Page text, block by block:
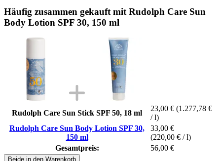
Häufig zusammen gekauft mit Rudolph Care Sun
Body Lotion SPF 30, 150 ml
Rudolph Care Sun Stick SPF 50, 18 ml
23,00 € (1.277,78 €
/ l)
Rudolph Care Sun Body Lotion SPF 30,
150 ml
33,00 €
(220,00 € / l)
Gesamtpreis:
56,00 €
Beide in den Warenkorb